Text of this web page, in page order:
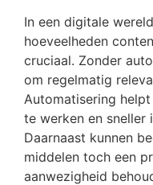
In een digitale
hoeveelheden
cruciaal. Zonder
om regelmatig
Automatisering
te werken en sneller
Daarnaast kunnen
middelen toch een
aanwezigheid